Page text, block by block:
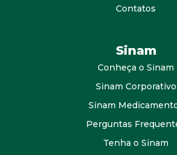
Contatos
Sinam
Conheça o Sinam
Sinam Corporativo
Sinam
Perguntas
Tenha o Sinam